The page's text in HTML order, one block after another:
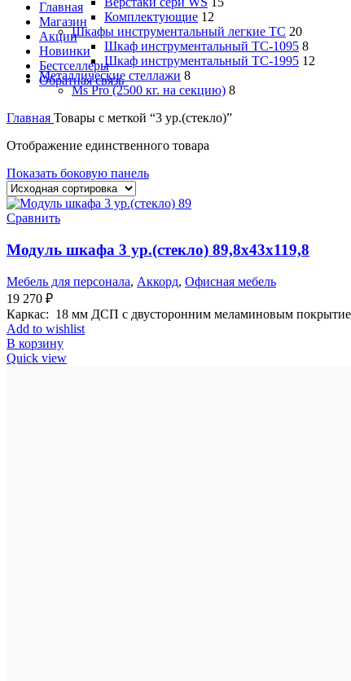
Главная
Магазин
Акции
Новинки
Бестселлеры
Обратная связь
Комплектующие 12
Шкафы инструментальный легкие ТС 20
Шкаф инструментальный TC-1095 8
Шкаф инструментальный TC-1995 12
Металлические стеллажи 8
Ms Pro (2500 кг. на секцию) 8
Главная Товары с меткой “3 ур.(стекло)”
Отображение единственного товара
Показать боковую панель
Сравнить
Модуль шкафа 3 ур.(стекло) 89,8х43х119,8
Мебель для персонала, Аккорд, Офисная мебель
19 270 ₽
Каркас: 18 мм ДСП с двусторонним меламиновым
Add to wishlist
В корзину
Quick view